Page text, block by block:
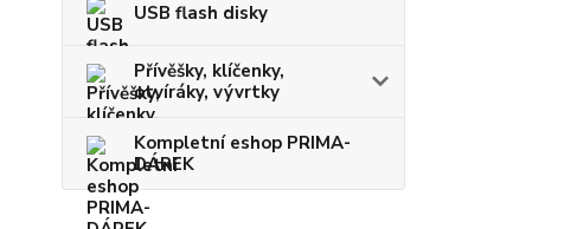
USB flash disky
Přívěšky, klíčenky,
otvíráky, vývrtky
Kompletní eshop PRIMA-
DÁREK